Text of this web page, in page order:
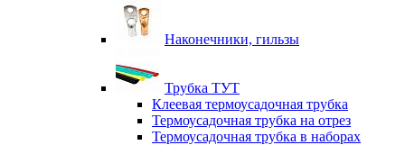
Наконечники, гильзы
Трубка ТУТ
Клеевая термоусадочная трубка
Термоусадочная трубка на отрез
Термоусадочная трубка в наборах